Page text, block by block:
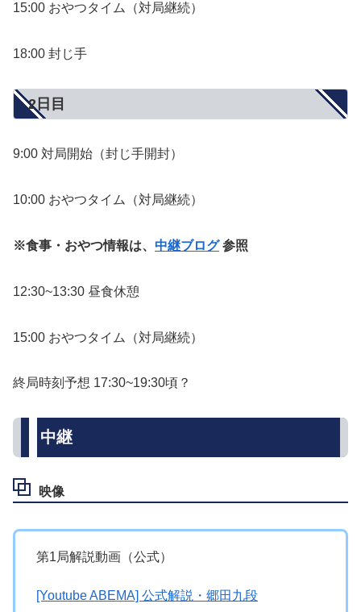
15:00 おやつタイム（対局継続）
18:00 封じ手
2日目
9:00 対局開始（封じ手開封）
10:00 おやつタイム（対局継続）
※食事・おやつ情報は、 中継ブログ参照
12:30~13:30 昼食休憩
15:00 おやつタイム（対局継続）
終局時刻予想 17:30~19:30頃？
中継
映像
第1局解説動画（公式）
[Youtube ABEMA] 公式解説・郷田九段